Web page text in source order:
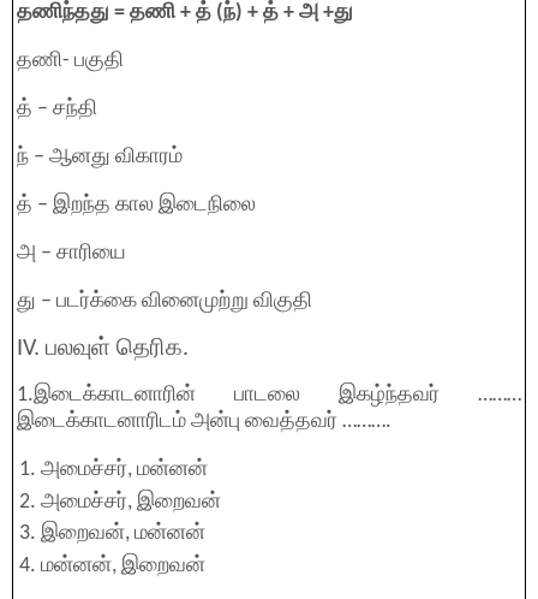
தணிந்தது = தணி + த் (ந்) + த் + அ +து
தணி- பகுதி
த் – சந்தி
ந் – ஆனது விகாரம்
த் – இறந்த கால இடைநிலை
அ – சாரியை
து – படர்க்கை வினைமுற்று விகுதி
IV. பலவுள் தெரிக.
1.இடைக்காடனாரின் பாடலை இகழ்ந்தவர் ………
இடைக்காடனாரிடம் அன்பு வைத்தவர் ……….
அமைச்சர், மன்னன்
அமைச்சர், இறைவன்
இறைவன், மன்னன்
மன்னன், இறைவன்